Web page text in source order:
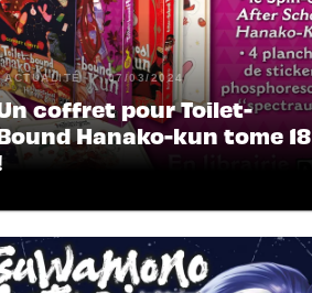
ACTUALITÉ 07/03/2024
coffret pour Toilet-
Hanako-kun tome 18